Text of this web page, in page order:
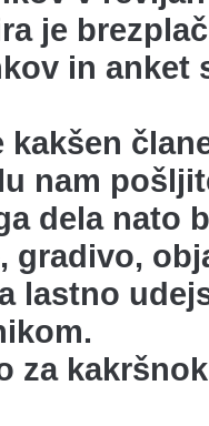
je
in anket
kakšen
nam
dela nato
gradivo,
lastno
za